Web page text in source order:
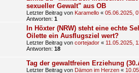
sexueller Gewalt" aus OB
Letzter Beitrag von Karamello « 05.06.2025,
Antworten: 1
In Höxter (NRW) steht eine echte
Oilette ein Ausflugsziel wert?
Letzter Beitrag von cortejador « 11.05.2025,
Antworten: 18
Tag der gewaltfreien Erziehung
Letzter Beitrag von Dämon im Herzen «